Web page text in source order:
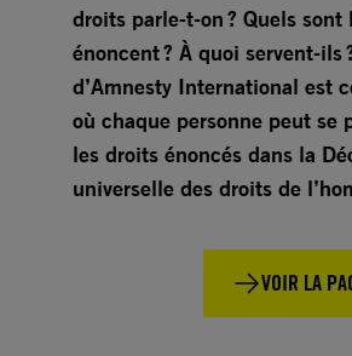
droits parle-t-on ? Quels
énoncent ? À quoi servent-ils
d’Amnesty International est
où chaque personne peut se
les droits énoncés dans la
universelle des droits de
VOIR LA